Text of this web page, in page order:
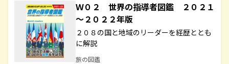
Ｗ０２ 世界の指導者図鑑 ２０２１
～２０２２年版
２０８の国と地域のリーダーを経歴ととも
に解説
旅の図鑑